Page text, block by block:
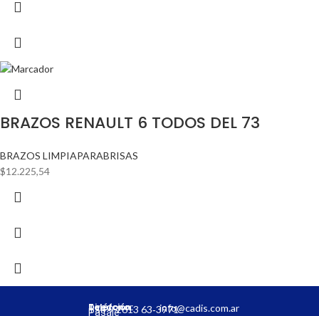
BRAZOS RENAULT 6 TODOS DEL 73
BRAZOS LIMPIAPARABRISAS
$12.225,54
Dirección:
Pasaje
Teléfono:
‪+54 9 2613 63‑3971‬info@cadis.com.ar